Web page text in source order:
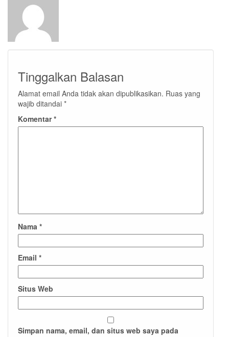
Tinggalkan Balasan
Alamat email Anda tidak akan dipublikasikan. Ruas yang
wajib ditandai *
Komentar*
Nama *
Email *
Situs Web
Simpan nama, email, dan situs web saya pada